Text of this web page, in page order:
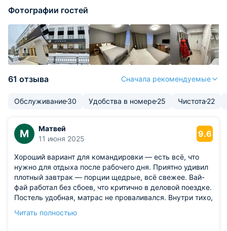
Фотографии гостей
61 отзыва Сначала рекомендуемые
Обслуживание30 Удобства в номере25 Чистота 22
М
Матвей
11 июня 2025
9.6
Хороший вариант для командировки — есть всё, что
нужно для отдыха после рабочего дня. Приятно удивил
плотный завтрак — порции щедрые, всё свежее. Вай-
фай работал без сбоев, что критично в деловой поездке.
Постель удобная, матрас не проваливался. Внутри тихо,
приятно было просто сидеть в кресле у окна.
Читать полностью